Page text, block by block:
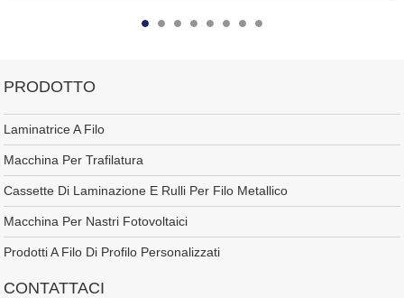
PRODOTTO
Laminatrice A Filo
Macchina Per Trafilatura
Cassette Di Laminazione E Rulli Per Filo Metallico
Macchina Per Nastri Fotovoltaici
Prodotti A Filo Di Profilo Personalizzati
CONTATTACI